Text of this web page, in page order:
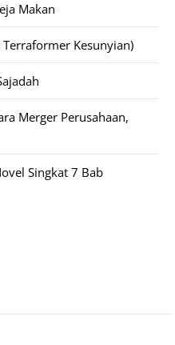
Makan
Kesunyian)
Merger Perusahaan,
Singkat 7 Bab